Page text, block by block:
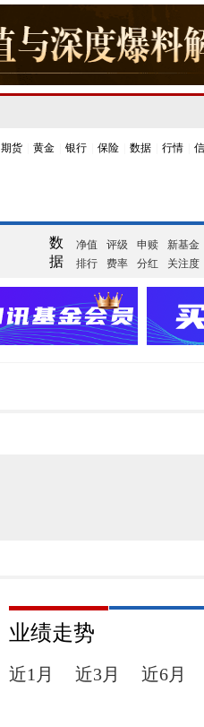
期货 黄金 银行 保险 数据 行情
数
据
净值 评级 申赎
新基金
排行
费率 分红 关注度
业绩走势
近1月 近3月 近6月